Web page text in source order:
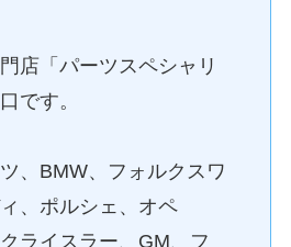
店「パーツスペシャリ
です。
、BMW、フォルクスワ
、ポルシェ、オペ
ライスラー、GM、フ